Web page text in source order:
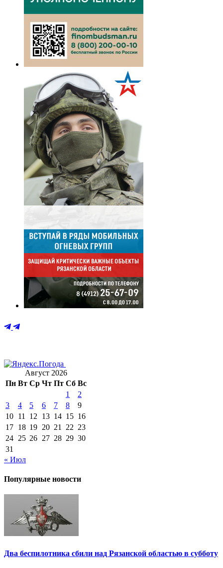
Август 2026
Пн Вт Ср Чт Пт Сб Вс
1
2
3
4 5 6 7 8
9
10 11 12 13 14 15 16
17 18 19 20 21 22 23
24 25 26 27 28 29 30
31
« Июл
Популярные новости
Два беспилотника сбили над Рязанской областью в субботу